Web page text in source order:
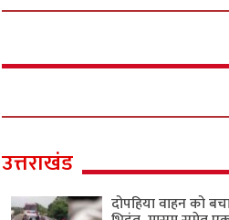
उत्तराखंड
दोपहिया वाहन को